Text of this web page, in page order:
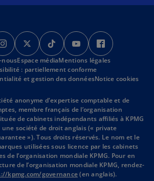
s
’
o
u
r
e
d
a
n
s
u
s
’
o
u
r
e
d
a
n
s
u
s
’
o
u
r
e
d
a
n
s
u
s
’
o
u
r
e
d
a
n
s
u
’
r
e
d
a
n
s
u
nousEspace médiaMentions légales
: partiellement conforme
et gestion des donnéesNotice cookies
anonyme d'expertise comptable et de
membre français de l’organisation
de cabinets indépendants affiliés à KPMG
société de droit anglais (« private
»). Tous droits réservés. Le nom et le
utilisées sous licence par les cabinets
de l’organisation mondiale KPMG. Pour en
de l’organisation mondiale KPMG, rendez-
kpmg.com/governances(en anglais).